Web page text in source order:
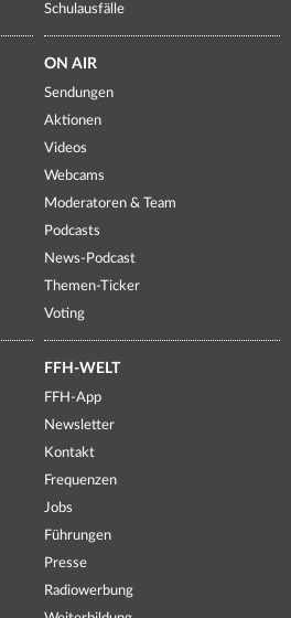
Schulausfälle
ON AIR
Sendungen
Aktionen
Videos
Webcams
Moderatoren & Team
Podcasts
News-Podcast
Themen-Ticker
Voting
FFH-WELT
FFH-App
Newsletter
Kontakt
Frequenzen
Jobs
Führungen
Presse
Radiowerbung